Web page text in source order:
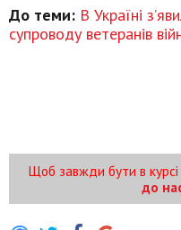
До теми: В Україні
супроводу ветеранів
Щоб завжди бути в курсі
до